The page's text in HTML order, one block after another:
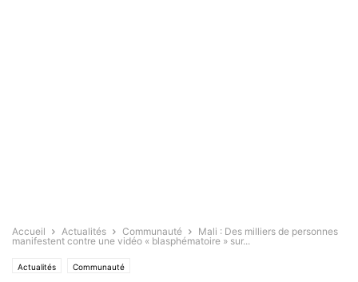
Accueil Actualités Communauté
Mali : Des milliers de personnes
manifestent contre une vidéo « blasphématoire » sur...
Actualités Communauté